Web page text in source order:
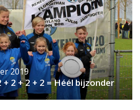
2019
2 + 2 + 2 = Héél bijzonder